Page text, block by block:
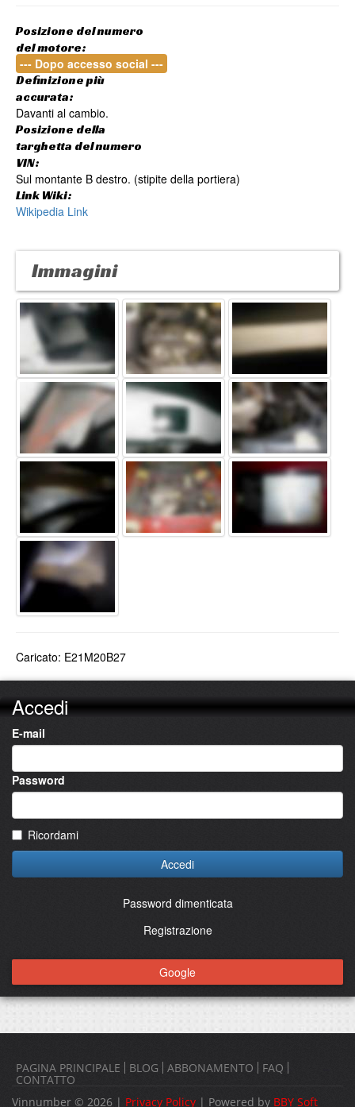
Posizione del numero
del motore:
--- Dopo accesso social ---
Definizione più
accurata:
Davanti al cambio.
Posizione della
targhetta del numero
VIN:
Sul montante B destro. (stipite della portiera)
Link Wiki:
Wikipedia Link
Immagini
Caricato: E21M20B27
Accedi
E-mail
Password
Ricordami
Accedi
Password dimenticata
Registrazione
Google
PAGINA PRINCIPALE BLOG ABBONAMENTO FAQ
CONTATTO
Vinnumber © 2026 | Privacy Policy | Powered by BBY Soft